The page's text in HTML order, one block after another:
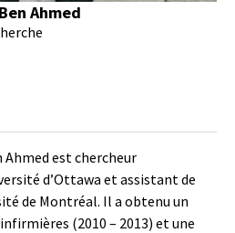
Ahmed
Ahmed est chercheur
d’Ottawa et assistant de
de Montréal. Il a obtenu un
(2010 – 2013) et une